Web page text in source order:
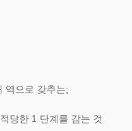
역으로 갖추는;
당한 1 단계를 감는 것